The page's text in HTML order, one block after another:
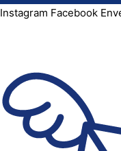
Instagram Facebook